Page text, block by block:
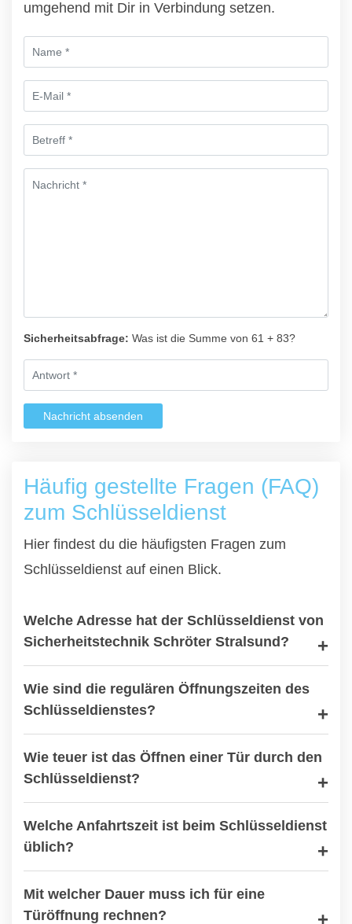
umgehend mit Dir in Verbindung setzen.
Sicherheitsabfrage: Was ist die Summe von 61 + 83?
Nachricht absenden
Häufig gestellte Fragen (FAQ)
zum Schlüsseldienst
Hier findest du die häufigsten Fragen zum
Schlüsseldienst auf einen Blick.
Welche Adresse hat der Schlüsseldienst von
Sicherheitstechnik Schröter Stralsund?
Wie sind die regulären Öffnungszeiten des
Schlüsseldienstes?
Wie teuer ist das Öffnen einer Tür durch den
Schlüsseldienst?
Welche Anfahrtszeit ist beim Schlüsseldienst
üblich?
Mit welcher Dauer muss ich für eine
Türöffnung rechnen?